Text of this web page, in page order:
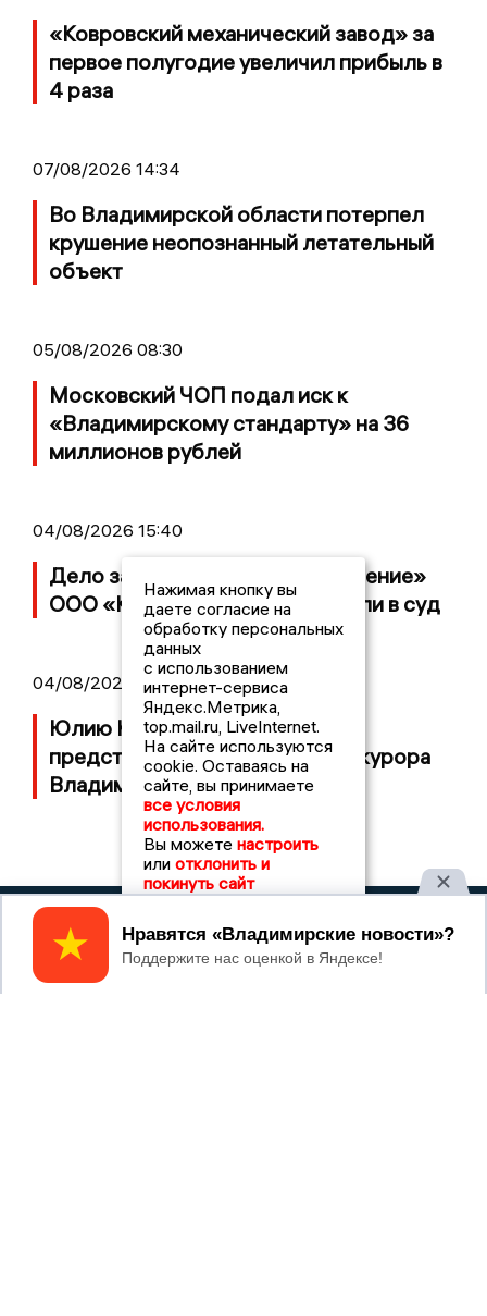
«Ковровский механический завод» за
первое полугодие увеличил прибыль в
4 раза
07/08/2026 14:34
Во Владимирской области потерпел
крушение неопознанный летательный
объект
05/08/2026 08:30
Московский ЧОП подал иск к
«Владимирскому стандарту» на 36
миллионов рублей
04/08/2026 15:40
Дело застройщика ЖК «Поколение»
ООО «Капитал Строй» передали в суд
04/08/2026 11:36
Юлию Калистову официально
представили в должности прокурора
Владимирской области
ВЛАДИМИРСКИЕ
НОВОСТИ
2017 © NEWSVLADIMIR.RU | СИ
«Информационное агентство
Владимирские новости»
Нажимая кнопку вы
даете согласие на
обработку персональных
данных
с использованием
интернет-сервиса
Яндекс.Метрика,
top.mail.ru, LiveInternet.
На сайте используются
cookie. Оставаясь на
сайте, вы принимаете
все условия
использования.
Вы можете настроить
или отклонить и
покинуть сайт
Принять